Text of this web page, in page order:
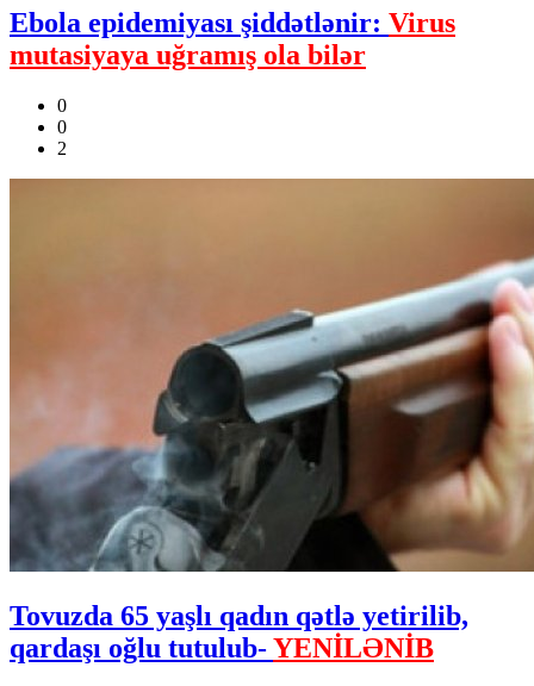
Ebola epidemiyası şiddətlənir: Virus
mutasiyaya uğramış ola bilər
0
0
2
Tovuzda 65 yaşlı qadın qətlə yetirilib,
qardaşı oğlu tutulub-YENİLƏNİB